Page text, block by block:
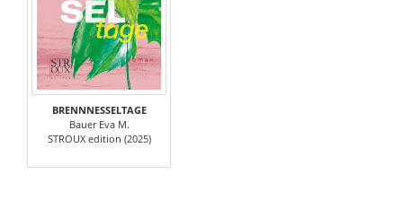
BRENNNESSELTAGE
Bauer Eva M.
STROUX edition (2025)